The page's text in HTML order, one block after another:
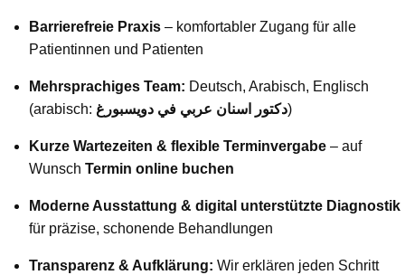
Barrierefreie Praxis – komfortabler Zugang für alle
Patientinnen und Patienten
Mehrsprachiges Team: Deutsch, Arabisch, Englisch
(arabisch: دكتور اسنان عربي في دويسبورغ)
Kurze Wartezeiten & flexible Terminvergabe – auf
Wunsch Termin online buchen
Moderne Ausstattung & digital unterstützte Diagnostik
für präzise, schonende Behandlungen
Transparenz & Aufklärung: Wir erklären jeden Schritt